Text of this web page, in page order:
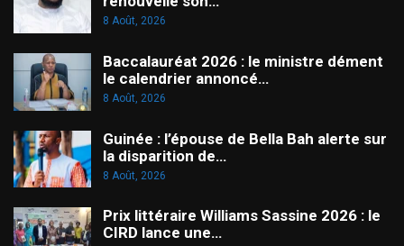
8 Août, 2026
Baccalauréat 2026 : le ministre dément
le calendrier annoncé…
8 Août, 2026
Guinée : l’épouse de Bella Bah alerte sur
la disparition de…
8 Août, 2026
Prix littéraire Williams Sassine 2026 : le
CIRD lance une…